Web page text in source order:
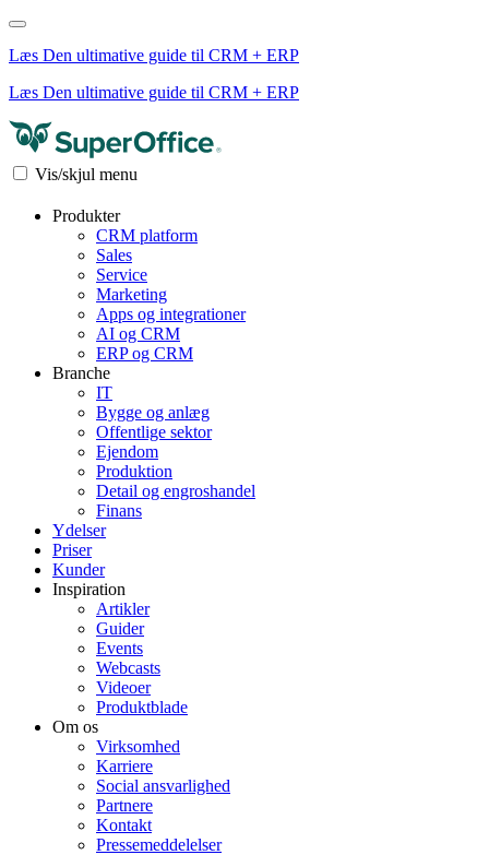
Læs Den ultimative guide til CRM + ERP
Læs Den ultimative guide til CRM + ERP
Vis/skjul menu
Produkter
CRM platform
Sales
Service
Marketing
Apps og integrationer
AI og CRM
ERP og CRM
Branche
IT
Bygge og anlæg
Offentlige sektor
Ejendom
Produktion
Detail og engroshandel
Finans
Ydelser
Priser
Kunder
Inspiration
Artikler
Guider
Events
Webcasts
Videoer
Produktblade
Om os
Virksomhed
Karriere
Social ansvarlighed
Partnere
Kontakt
Pressemeddelelser